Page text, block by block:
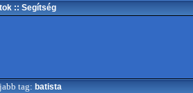
:: Segítség
tag: batista